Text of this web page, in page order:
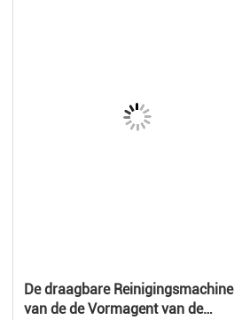
De draagbare Reinigingsmachine
van de de Vormagent van de